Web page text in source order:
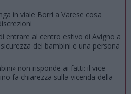
in viale Borri a Varese cosa
entrare al centro estivo di Avigno a
dei bambini e una persona
non risponde ai fatti: il vice
fa chiarezza sulla vicenda della